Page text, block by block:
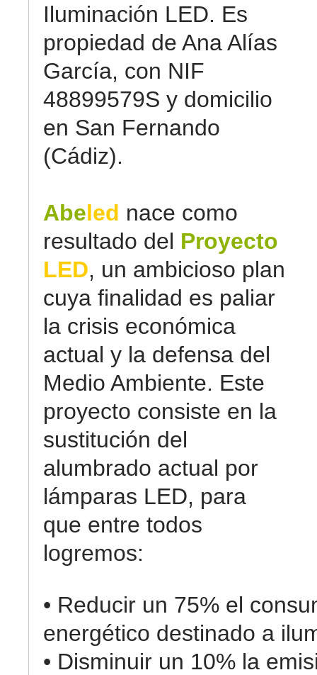
Iluminación LED. Es
propiedad de Ana Alías
García, con NIF
48899579S y domicilio
en San Fernando
(Cádiz).
Abeled nace como
resultado del Proyecto
LED, un ambicioso plan
cuya finalidad es paliar
la crisis económica
actual y la defensa del
Medio Ambiente. Este
proyecto consiste en la
sustitución del
alumbrado actual por
lámparas LED, para
que entre todos
logremos:
• Reducir un 75% el
energético destinado a
• Disminuir un 10% la